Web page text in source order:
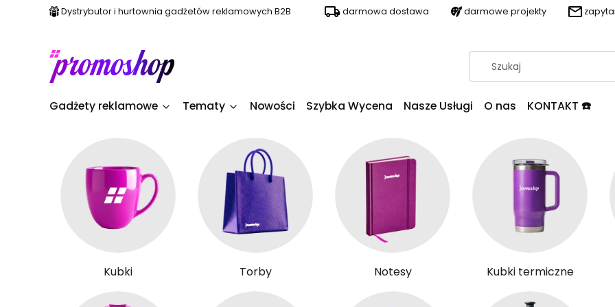
Dystrybutor i hurtownia gadżetów reklamowych B2B darmowa dostawa darmowe projekty
Gadżety reklamowe Tematy Nowości Szybka Wycena Nasze Usługi O nas KONTAKT ☎️
Kubki Torby Notesy Kubki termiczne